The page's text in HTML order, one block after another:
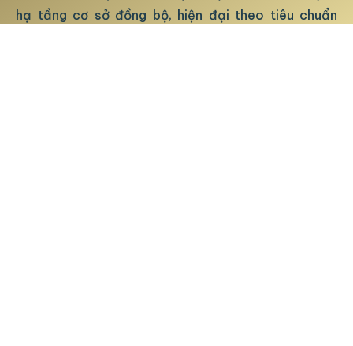
hạ tầng cơ sở đồng bộ, hiện đại theo tiêu chuẩn